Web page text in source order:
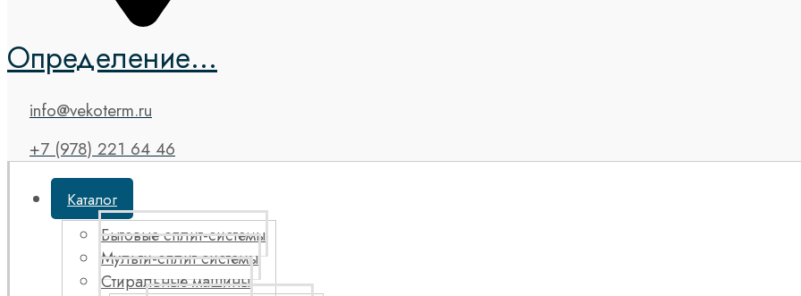
Определение...
info@vekoterm.ru
+7 (978) 221 64 46
Каталог
Бытовые сплит-системы
Мульти-сплит системы
Стиральные машины